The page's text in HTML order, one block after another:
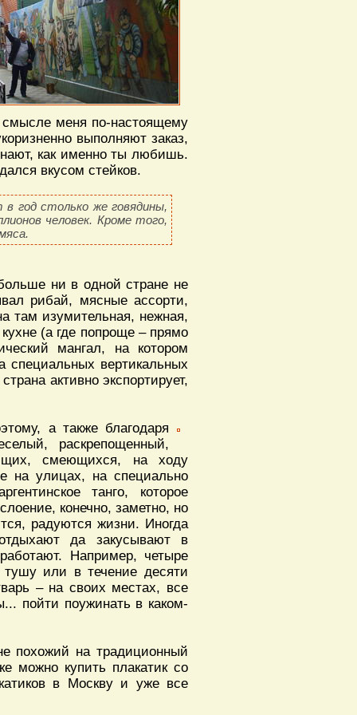
смысле меня по-настоящему
выполняют заказ,
как именно ты любишь.
вкусом стейков.
в год столько же говядины,
человек. Кроме того,
ни в одной стране не
рибай, мясные ассорти,
там изумительная, нежная,
(а где попроще – прямо
мангал, на котором
специальных вертикальных
активно экспортирует,
а также благодаря
раскрепощенный,
смеющихся, на ходу
на улицах, на специально
танго, которое
конечно, заметно, но
радуются жизни. Иногда
да закусывают в
Например, четыре
или в течение десяти
– на своих местах, все
пойти поужинать в каком-
похожий на традиционный
можно купить плакатик со
в Москву и уже все